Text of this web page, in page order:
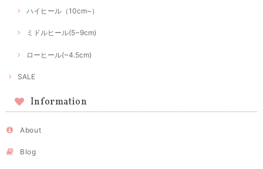
ハイヒール（10cm~）
ミドルヒール(5~9cm)
ローヒール(~4.5cm)
SALE
Information
About
Blog